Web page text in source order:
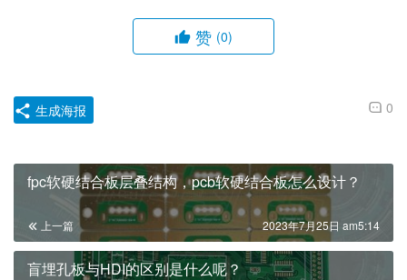
赞 (0)
0
生成海报
fpc软硬结合板层叠结构，pcb软硬结合板怎么设计？
上一篇 2023年7月25日 am5:14
盲埋孔板与HDI的区别是什么呢？